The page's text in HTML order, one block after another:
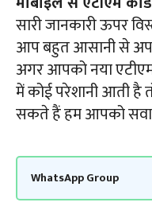
सारी जानकारी ऊपर
आप बहुत आसानी से
अगर आपको नया
में कोई परेशानी आती है
सकते हैं हम आपको
WhatsApp Group